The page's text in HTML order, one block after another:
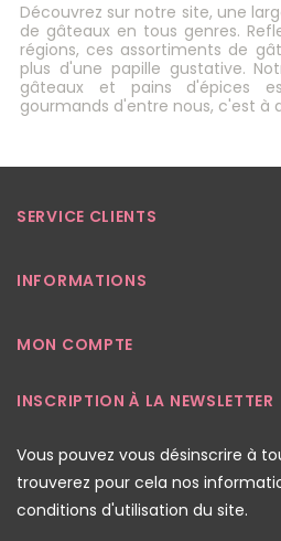
Découvrez sur notre site, une
de gâteaux en tous genres.
régions, ces assortiments de
plus d'une papille gustative.
gâteaux et pains d'épices
gourmands d'entre nous, c'est à
SERVICE CLIENTS
INFORMATIONS
MON COMPTE
INSCRIPTION À LA NEWSLETTER
Vous pouvez vous désinscrire à
trouverez pour cela nos
conditions d'utilisation du site.